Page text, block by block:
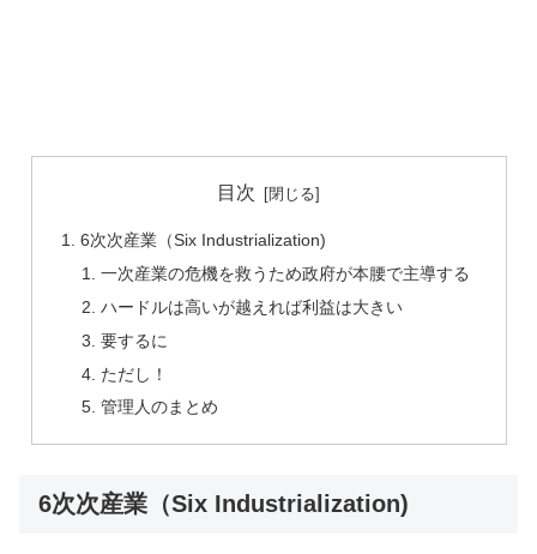
目次
6次次産業（Six Industrialization)
一次産業の危機を救うため政府が本腰で主導する
ハードルは高いが越えれば利益は大きい
要するに
ただし！
管理人のまとめ
6次次産業（Six Industrialization)